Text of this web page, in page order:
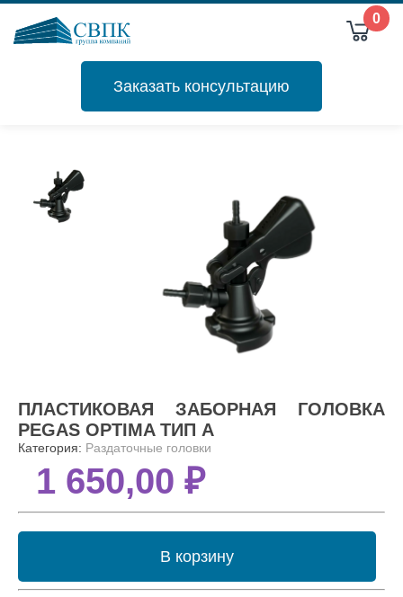
0
Заказать консультацию
ПЛАСТИКОВАЯ ЗАБОРНАЯ ГОЛОВКА
PEGAS OPTIMA ТИП А
Категория: Раздаточные головки
1 650,00 ₽
В корзину